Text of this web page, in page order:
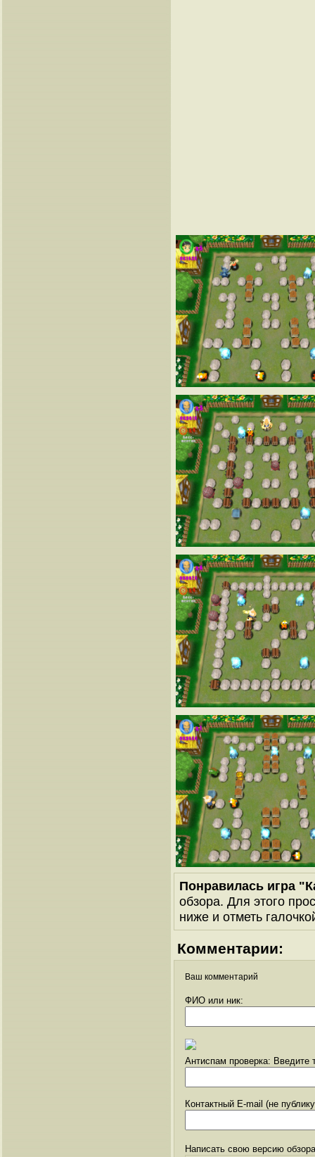
Понравилась игра
обзора. Для этого
ниже и отметь
Комментарии:
Ваш комментарий
ФИО или ник:
Антиспам проверка: Введите
Контактный E-mail (не
Написать свою версию